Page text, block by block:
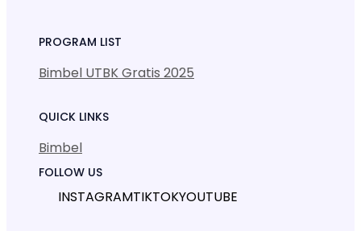
PROGRAM LIST
Bimbel UTBK Gratis 2025
QUICK LINKS
Bimbel
FOLLOW US
INSTAGRAMTIKTOKYOUTUBE